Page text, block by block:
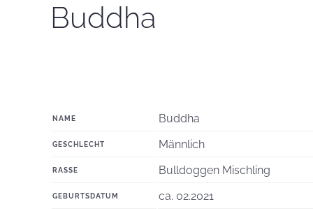
Buddha
NAME Buddha
GESCHLECHT Männlich
RASSE Bulldoggen Mischling
GEBURTSDATUM ca. 02.2021